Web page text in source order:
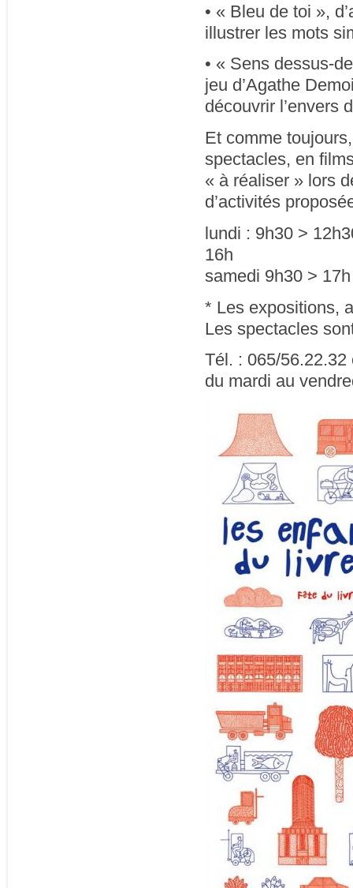
• « Bleu de toi »,
illustrer les mots
• « Sens dessus-
jeu d’Agathe
découvrir l’envers
Et comme
spectacles, en
« à réaliser » lors
d’activités
lundi : 9h30 >
16h
samedi 9h30 >
* Les expositions,
Les spectacles
Tél. : 065/
du mardi au